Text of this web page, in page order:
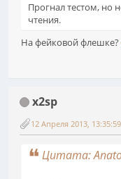
Прогнал тестом, но
чтения.
На фейковой флешке?
x2sp
12 Апреля 2013, 13:35:59
Цитата: